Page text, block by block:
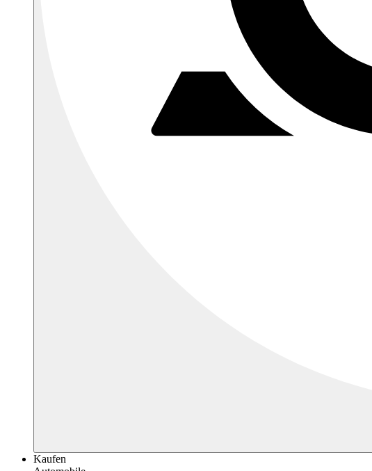
Kaufen